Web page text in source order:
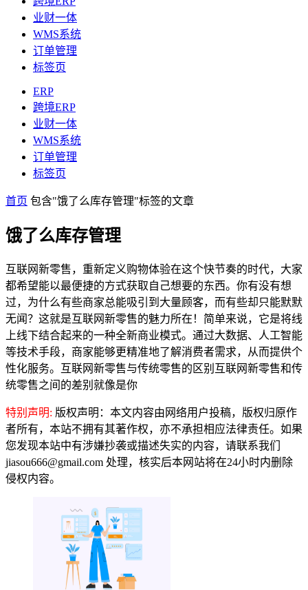
业财一体
WMS系统
订单管理
标签页
ERP
跨境ERP
业财一体
WMS系统
订单管理
标签页
首页 包含"饿了么库存管理"标签的文章
饿了么库存管理
互联网新零售，重新定义购物体验在这个快节奏的时代，大家
都希望能以最便捷的方式获取自己想要的东西。你有没有想
过，为什么有些商家总能吸引到大量顾客，而有些却只能默默
无闻？这就是互联网新零售的魅力所在！简单来说，它是将线
上线下结合起来的一种全新商业模式。通过大数据、人工智能
等技术手段，商家能够更精准地了解消费者需求，从而提供个
性化服务。互联网新零售与传统零售的区别互联网新零售和传
统零售之间的差别就像是你
特别声明: 版权声明：本文内容由网络用户投稿，版权归原作
者所有，本站不拥有其著作权，亦不承担相应法律责任。如果
您发现本站中有涉嫌抄袭或描述失实的内容，请联系我们
jiasou666@gmail.com 处理，核实后本网站将在24小时内删除
侵权内容。